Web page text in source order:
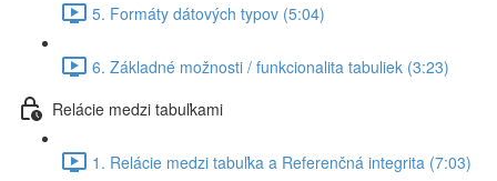
5. Formáty dátových typov (5:04)
6. Základné možnosti / funkcionalita tabuliek (3:23)
Relácie medzi tabuľkami
1. Relácie medzi tabuľka a Referenčná integrita (7:03)